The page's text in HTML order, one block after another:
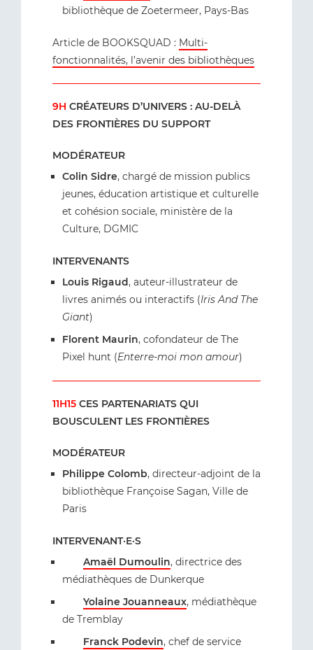
bibliothèque de Zoetermeer, Pays-Bas
Article de BOOKSQUAD : Multi-
fonctionnalités, l’avenir des bibliothèques
9H CRÉATEURS D’UNIVERS : AU-DELÀ
DES FRONTIÈRES DU SUPPORT
MODÉRATEUR
Colin Sidre, chargé de mission publics
jeunes, éducation artistique et culturelle
et cohésion sociale, ministère de la
Culture, DGMIC
INTERVENANTS
Louis Rigaud, auteur-illustrateur de
livres animés ou interactifs (Iris And The
Giant)
Florent Maurin, cofondateur de The
Pixel hunt (Enterre-moi mon amour)
11H15 CES PARTENARIATS QUI
BOUSCULENT LES FRONTIÈRES
MODÉRATEUR
Philippe Colomb, directeur-adjoint de la
bibliothèque Françoise Sagan, Ville de
Paris
INTERVENANT·E·S
Amaël Dumoulin, directrice des
médiathèques de Dunkerque
Yolaine Jouanneaux, médiathèque
de Tremblay
Franck Podevin, chef de service